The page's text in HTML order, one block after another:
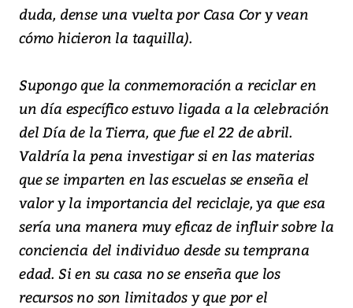
duda, dense una vuelta por Casa Cor y vean
cómo hicieron la taquilla).
Supongo que la conmemoración a reciclar en
un día específico estuvo ligada a la celebración
del Día de la Tierra, que fue el 22 de abril.
Valdría la pena investigar si en las materias
que se imparten en las escuelas se enseña el
valor y la importancia del reciclaje, ya que esa
sería una manera muy eficaz de influir sobre la
conciencia del individuo desde su temprana
edad. Si en su casa no se enseña que los
recursos no son limitados y que por el